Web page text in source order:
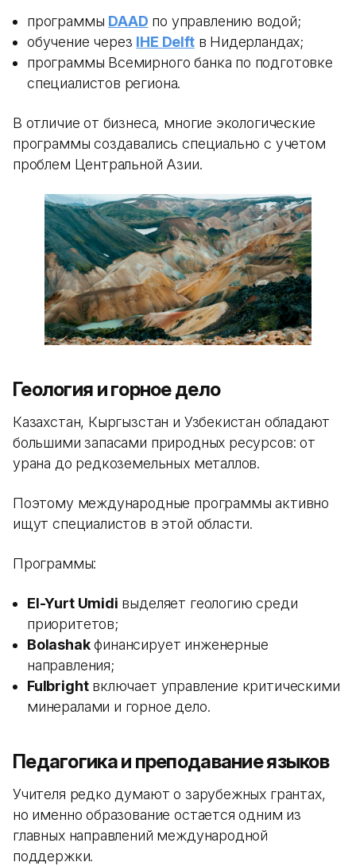
программы DAAD по управлению водой;
обучение через IHE Delftв Нидерландах;
программы Всемирного банка по подготовке
специалистов региона.
В отличие от бизнеса, многие экологические
программы создавались специально с учетом
проблем Центральной Азии.
Геология и горное дело
Казахстан, Кыргызстан и Узбекистан обладают
большими запасами природных ресурсов: от
урана до редкоземельных металлов.
Поэтому международные программы активно
ищут специалистов в этой области.
Программы:
El-Yurt Umidi выделяет геологию среди
приоритетов;
Bolashakфинансирует инженерные
направления;
Fulbrightвключает управление критическими
минералами и горное дело.
Педагогика и преподавание языков
Учителя редко думают о зарубежных грантах,
но именно образование остается одним из
главных направлений международной
поддержки.